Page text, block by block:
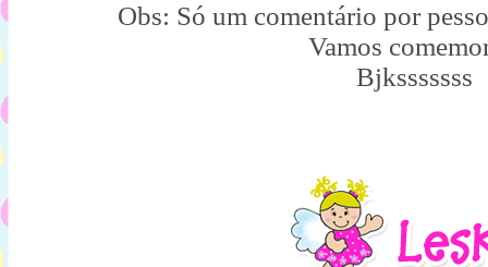
Obs: Só um comentário por
Vamos
Bjksssssss